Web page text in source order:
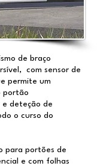
de braço
com sensor de
permite um
portão
deteção de
o curso do
para portões de
e com folhas